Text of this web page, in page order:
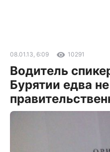
08.01.13, 6:09 10291
Водитель
Бурятии едва